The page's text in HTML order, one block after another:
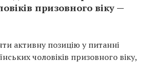
призовного віку —
активну позицію у питанні
чоловіків призовного віку,